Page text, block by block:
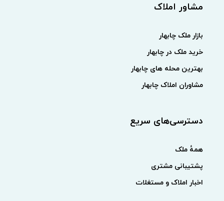
مشاور املاک
بازار ملک چابهار
خرید ملک در چابهار
بهترین محله های چابهار
مشاوران املاک چابهار
دسترسی‌های سریع
همهٔ ملک
پشتیبانی مشتری
اخبار املاک و مستغلات